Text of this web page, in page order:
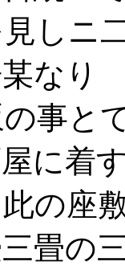
しニ
なり
事と
屋に着
の座
畳の